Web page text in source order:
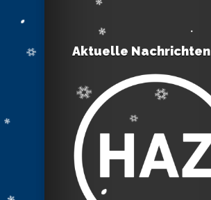
Aktuelle Nachrichten